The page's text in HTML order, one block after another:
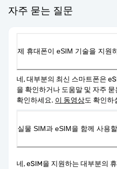
자주 묻는 질문
제 휴대폰이 eSIM 기술을 지원
네, 대부분의 최신 스마트폰은
을 확인하거나 도움말 및 자주
확인하세요. 이 동영상도 확인하
실물 SIM과 eSIM을 함께 사용
네, eSIM을 지원하는 대부분의